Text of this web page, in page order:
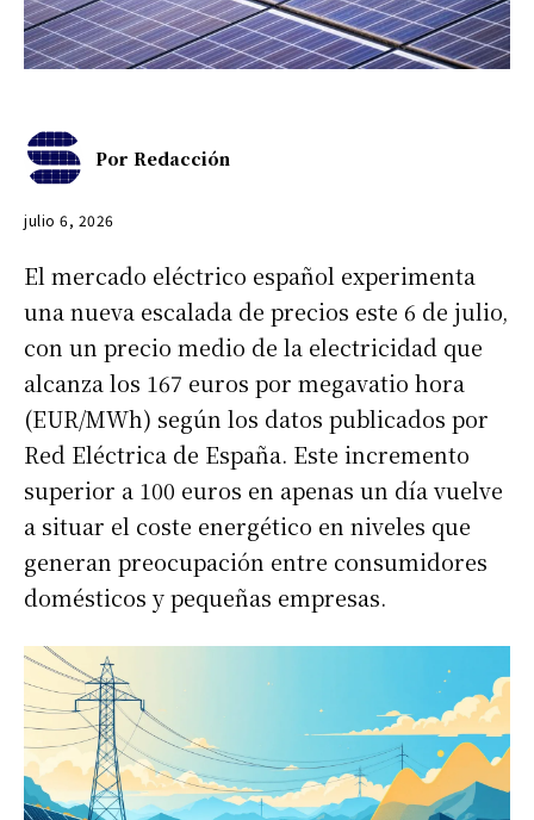
Por Redacción
julio 6, 2026
El mercado eléctrico español experimenta
una nueva escalada de precios este 6 de julio,
con un precio medio de la electricidad que
alcanza los 167 euros por megavatio hora
(EUR/MWh) según los datos publicados por
Red Eléctrica de España. Este incremento
superior a 100 euros en apenas un día vuelve
a situar el coste energético en niveles que
generan preocupación entre consumidores
domésticos y pequeñas empresas.